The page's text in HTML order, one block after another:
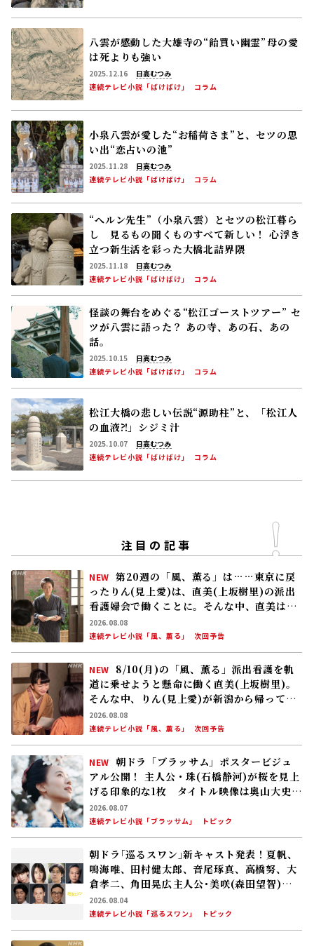
八雲が感動した大雄寺の“飴買い幽霊”――母の愛
は死よりも強い
2025.12.16
日高むつみ
連続テレビ小説「ばけばけ」
コラム
小泉八雲が愛した“お稲荷さま”と、セツの思
い出“恋占いの池”
2025.11.28
日高むつみ
連続テレビ小説「ばけばけ」
コラム
“へルン先生”（小泉八雲）とセツの松江暮ら
し 見るもの聞くものすべて新しい！ 心浮き
立つ新生活を彩った大橋北詰界隈
2025.11.18
日高むつみ
連続テレビ小説「ばけばけ」
コラム
怪談の舞台をめぐる“松江ゴーストツアー” セ
ツが八雲に語った？ あの寺、あの石、あの
話。
2025.10.15
日高むつみ
連続テレビ小説「ばけばけ」
コラム
松江大橋の悲しい伝説“源助柱”と、「松江人
の血液⁈」シジミ汁
2025.10.07
日高むつみ
連続テレビ小説「ばけばけ」
コラム
注目の記事
NEW 第20週の「風、薫る」は……東京に戻
ったりん(見上愛)は、直美(上坂樹里)の派出
看護婦会で働くことに。そんな中、直美は自
分の理想とした無償の看護を始める
2026.08.08
連続テレビ小説「風、薫る」
次回予告
NEW
8/10(月)の「風、薫る」派出看護を軌
道に乗せようと懸命に働く直美(上坂樹里)。
そんな中、りん(見上愛)が新潟から帰ってく
る
2026.08.08
連続テレビ小説「風、薫る」
次回予告
NEW 朝ドラ「ブラッサム」ポスタービジュ
アル公開！ 主人公・珠(石橋静河)が桜を見上
げる印象的な1枚 タイトル映像は奥山大史監
督、語りは三條雅幸アナ 2026年度後期放
送
2026.08.07
連続テレビ小説「ブラッサム」
トピック
朝ドラ｢巡るスワン｣新キャスト発表！夏帆、
鳴海唯、田村健太郎、音尾琢真、高橋努、大
倉孝二、角田晃広――主人公･美咲(森田望智)が
交流する警察署の人々 2027年度前期放送
2026.08.04
連続テレビ小説「巡るスワン」
トピック